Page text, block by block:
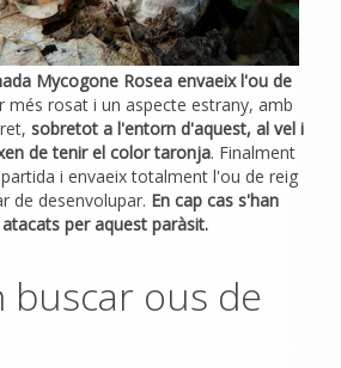
Mycogone Rosea envaeix l'ou de
rosat i un aspecte estrany, amb
sobretot a l'entorn d'aquest, al vel i
de tenir el color taronja. Finalment
i envaeix totalment l'ou de reig
de desenvolupar. En cap cas s'han
per aquest paràsit.
buscar ous de